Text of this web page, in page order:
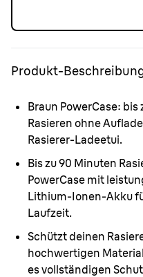
Produkt-
Braun PowerCase: bis
Rasieren ohne
Rasierer-Ladeetui.
Bis zu 90 Minuten
PowerCase mit
Lithium-Ionen-Akku
Laufzeit.
Schützt deinen
hochwertigen
es vollständigen